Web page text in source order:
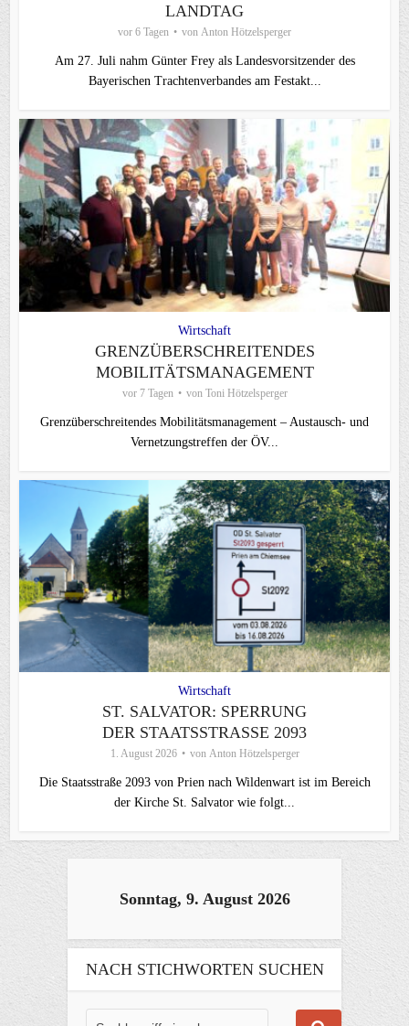
LANDTAG
vor 6 Tagen von Anton Hötzelsperger
Am 27. Juli nahm Günter Frey als Landesvorsitzender des
Bayerischen Trachtenverbandes am Festakt...
Wirtschaft
GRENZÜBERSCHREITENDES
MOBILITÄTSMANAGEMENT
vor 7 Tagen von Toni Hötzelsperger
Grenzüberschreitendes Mobilitätsmanagement – Austausch- und
Vernetzungstreffen der ÖV...
Wirtschaft
ST. SALVATOR: SPERRUNG
DER STAATSSTRASSE 2093
1. August 2026 von Anton Hötzelsperger
Die Staatsstraße 2093 von Prien nach Wildenwart ist im Bereich
der Kirche St. Salvator wie folgt...
Sonntag, 9. August 2026
NACH STICHWORTEN SUCHEN